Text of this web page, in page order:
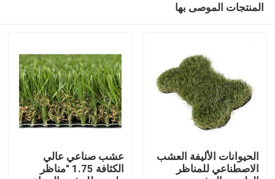
المنتجات الموصى بها
الحيوانات الأليفة العشب
الاصطناعي للمناظر
عشب صناعي عالي
الكثافة 1.75 "مناظر